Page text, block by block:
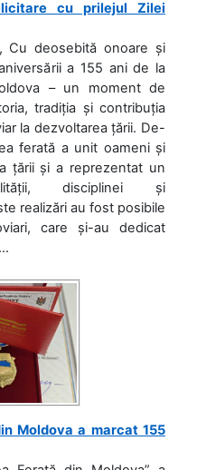
cu prilejul Zilei
Cu deosebită onoare și
a 155 ani de la
– un moment de
tradiția și contribuția
la dezvoltarea țării. De-
ferată a unit oameni și
țării și a reprezentat un
disciplinei și
realizări au fost posibile
care și-au dedicat
Moldova a marcat 155